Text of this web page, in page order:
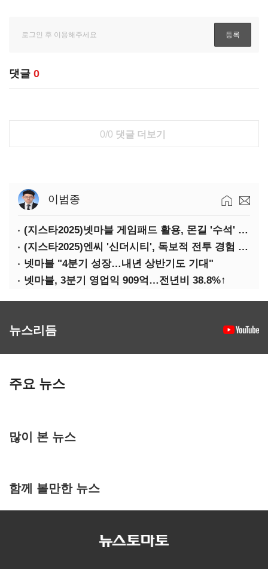
댓글 0
0/0 댓글 더보기
이범종
(지스타2025)넷마블 게임패드 활용, 몬길 '수석' 7대죄 '차석'
(지스타2025)엔씨 '신더시티', 독보적 전투 경험 필요
넷마블 "4분기 성장…내년 상반기도 기대"
넷마블, 3분기 영업익 909억…전년비 38.8%↑
뉴스리듬
주요 뉴스
많이 본 뉴스
함께 볼만한 뉴스